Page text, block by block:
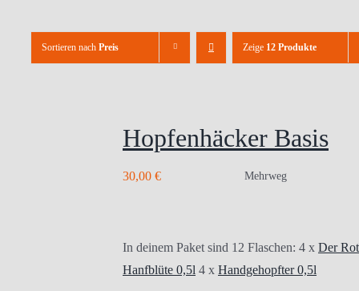
Sortieren nach Preis Zeige 12 Produkte
Hopfenhäcker Basis
30,00 € Mehrweg
In deinem Paket sind 12 Flaschen: 4 x Der
Hanfblüte 0,5l 4 x Handgehopfter 0,5l